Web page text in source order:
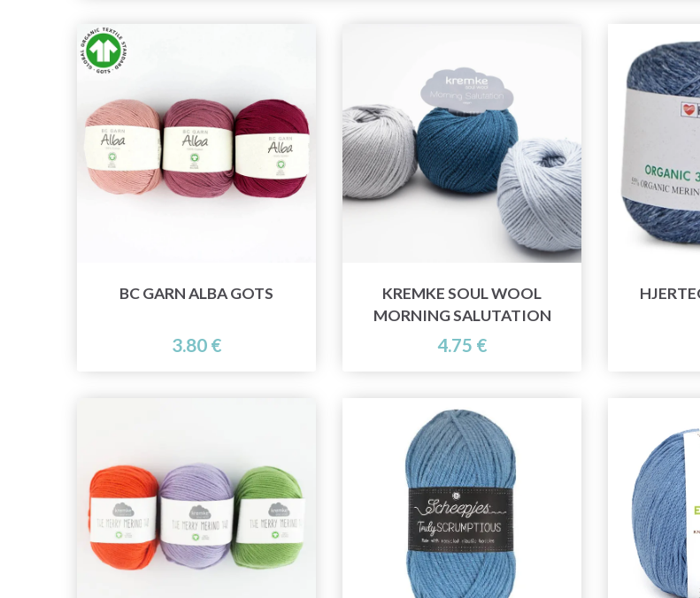
BC GARN ALBA GOTS
3.80 €
KREMKE SOUL WOOL
MORNING SALUTATION
4.75 €